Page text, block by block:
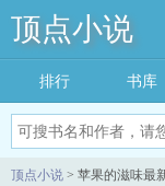
顶点小说
排行 书库
顶点小说 > 苹果的滋味最